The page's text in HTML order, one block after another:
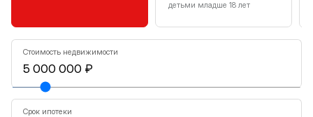
детьми младше 18 лет
Стоимость недвижимости
Срок ипотеки